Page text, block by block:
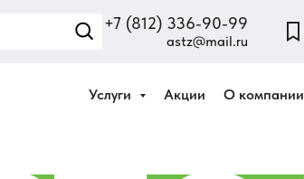
+7 (812) 336-90-99
astz@mail.ru
Услуги Акции О компании